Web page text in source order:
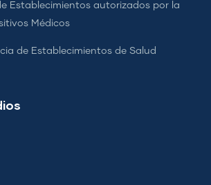
Establecimientos autorizados por la
Médicos
de Establecimientos de Salud